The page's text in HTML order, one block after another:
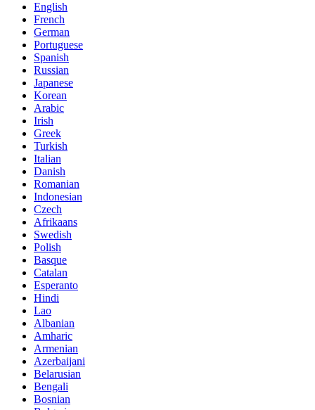
English
French
German
Portuguese
Spanish
Russian
Japanese
Korean
Arabic
Irish
Greek
Turkish
Italian
Danish
Romanian
Indonesian
Czech
Afrikaans
Swedish
Polish
Basque
Catalan
Esperanto
Hindi
Lao
Albanian
Amharic
Armenian
Azerbaijani
Belarusian
Bengali
Bosnian